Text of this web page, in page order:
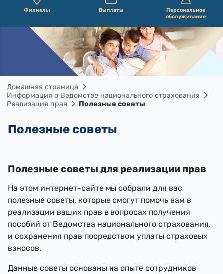
Филиалы Выплаты
Персональное
обслуживание
Домашняя страница
Информация о Ведомстве национального страхования
Реализация прав
Полезные советы
Полезные советы
​Полезные советы для реализации прав
На этом интернет-сайте мы собрали для вас
полезные советы, которые смогут помочь вам в
реализации ваших прав в вопросах получения
пособий от Ведомства национального страхования,
и сохранения прав посредством уплаты страховых
взносов.
Данные советы основаны на опыте сотрудников